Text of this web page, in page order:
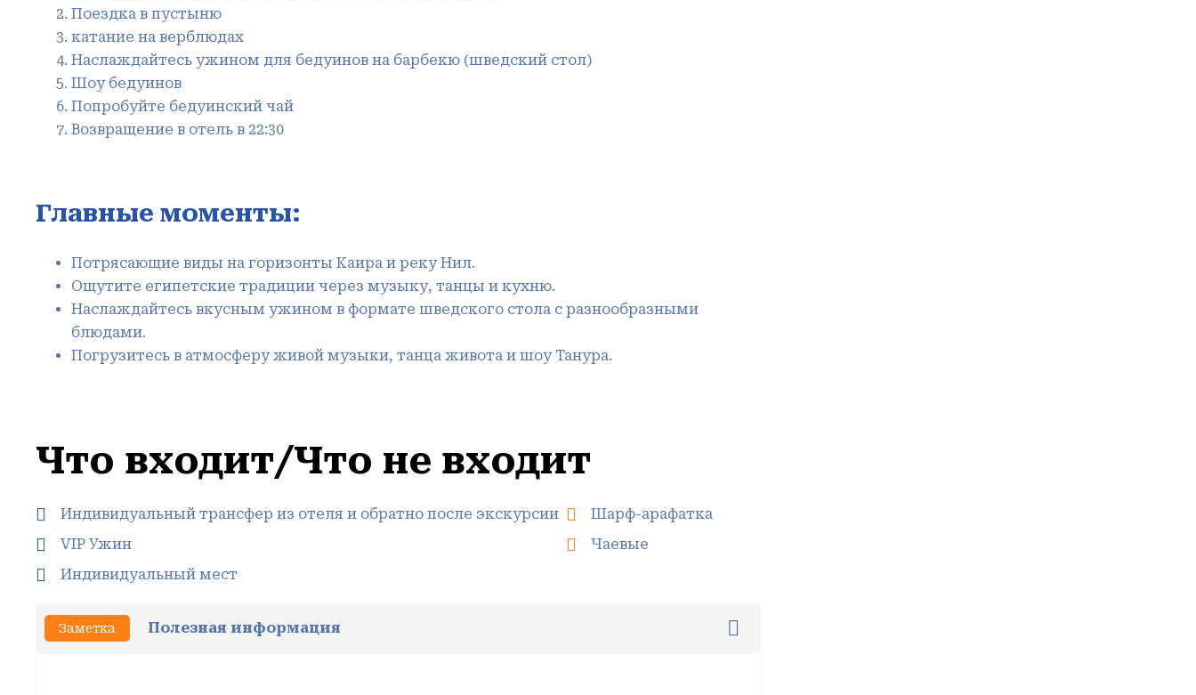
Поездка в пустыню
катание на верблюдах
Наслаждайтесь ужином для бедуинов на барбекю (шведский стол)
Шоу бедуинов
Попробуйте бедуинский чай
Возвращение в отель в 22:30
Главные моменты:
Потрясaющие виды на горизонты Каира и реку Нил.
Ощутите египетские традиции через музыку, танцы и кухню.
Наслаждайтесь вкусным ужином в формате шведского стола с разнообразными
блюдами.
Погрузитесь в атмосферу живой музыки, танца живота и шоу Танура.
Что входит/Что не входит
Индивидуальный трансфер из отеля и обратно после экскурсии
VIP Ужин
Индивидуальный мест
Шарф-арафатка
Чаевые
Заметка Полезная информация